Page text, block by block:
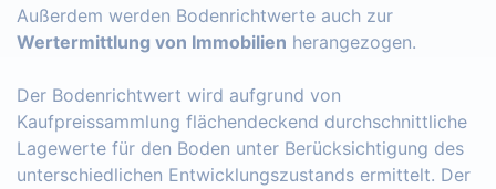
Außerdem werden Bodenrichtwerte auch zur
Wertermittlung von Immobilien herangezogen.
Der Bodenrichtwert wird aufgrund von
Kaufpreissammlung flächendeckend durchschnittliche
Lagewerte für den Boden unter Berücksichtigung des
unterschiedlichen Entwicklungszustands ermittelt. Der